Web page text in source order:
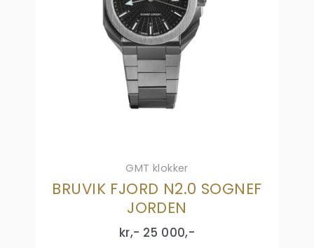
GMT klokker
BRUVIK FJORD N2.0 SOGNEF
JORDEN
kr,- 25 000,-